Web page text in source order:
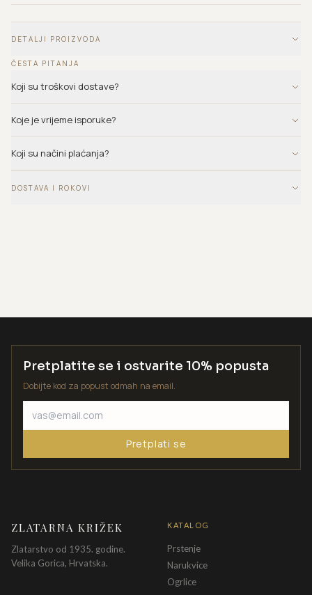
DETALJI PROIZVODA
ČESTA PITANJA
Koji su troškovi dostave?
Koje je vrijeme isporuke?
Koji su načini plaćanja?
DOSTAVA I ROKOVI
Pretplatite se i ostvarite 10% popusta
Dobijte kod za popust odmah na email.
Pretplati se
ZLATARNA KRIŽEK
Zlatarstvo od 1935. godine.
Velika Gorica, Hrvatska.
KATALOG
Prstenje
Narukvice
Ogrlice